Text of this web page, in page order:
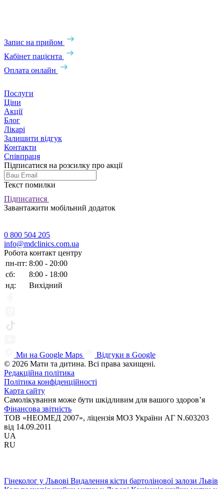
Запис на прийом
Кабінет пацієнта
Оплата онлайн
Послуги
Ціни
Акції
Блог
Лікарі
Залишити відгук
Контакти
Співпраця
Підписатися на розсилку про акції
Текст помилки
Підписатися
Завантажити мобільний додаток
0 800 504 205
info@mdclinics.com.ua
Робота контакт центру
пн-пт: 8:00 - 20:00
сб:
8:00 - 18:00
нд:
Вихідний
Ми на Google Maps
Відгуки в Google
© 2026 Мати та дитина. Всі права захищені.
Редакційна політика
Політика конфіденційності
Карта сайту
Самолікування може бути шкідливим для вашого здоров’я
Фінансова звітність
ТОВ «НЕОМЕД 2007», ліцензія МОЗ України АГ N.603203
від 14.09.2011
UA
RU
Гінеколог у Львові Видалення кісти бартолінової залози Львів